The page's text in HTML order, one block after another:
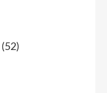
(52)